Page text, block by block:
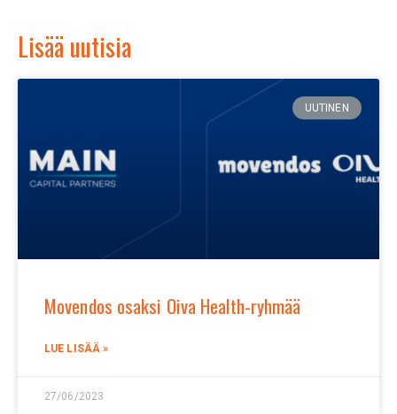
Lisää uutisia
UUTINEN
Movendos osaksi Oiva Health-ryhmää
LUE LISÄÄ »
27/06/2023